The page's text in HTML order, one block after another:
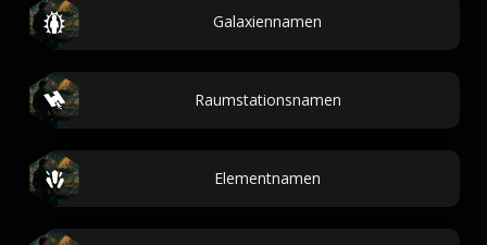
Galaxiennamen
Raumstationsnamen
Elementnamen